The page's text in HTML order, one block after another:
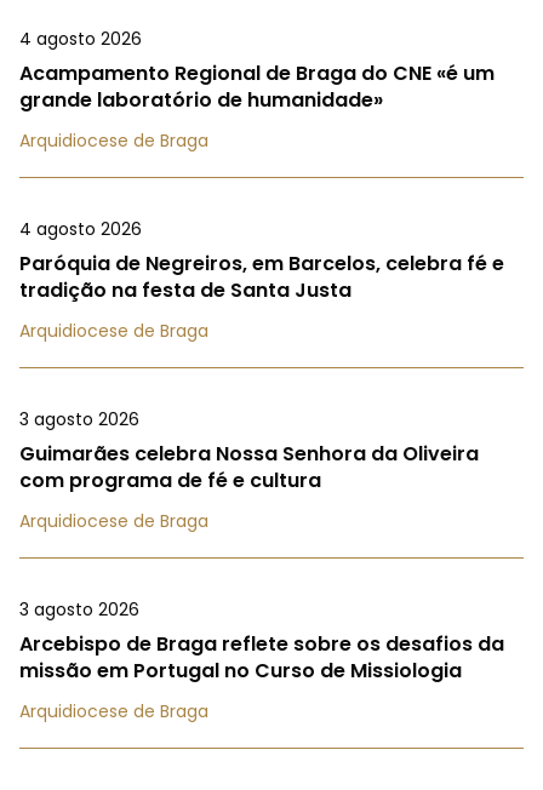
4 agosto 2026
Acampamento Regional de Braga do CNE «é um
grande laboratório de humanidade»
Arquidiocese de Braga
4 agosto 2026
Paróquia de Negreiros, em Barcelos, celebra fé e
tradição na festa de Santa Justa
Arquidiocese de Braga
3 agosto 2026
Guimarães celebra Nossa Senhora da Oliveira
com programa de fé e cultura
Arquidiocese de Braga
3 agosto 2026
Arcebispo de Braga reflete sobre os desafios da
missão em Portugal no Curso de Missiologia
Arquidiocese de Braga